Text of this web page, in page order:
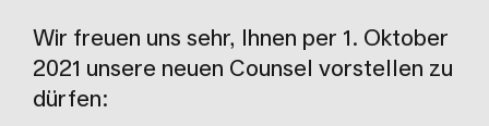
Wir freuen uns sehr, Ihnen per 1. Oktober
2021 unsere neuen Counsel vorstellen zu
dürfen: